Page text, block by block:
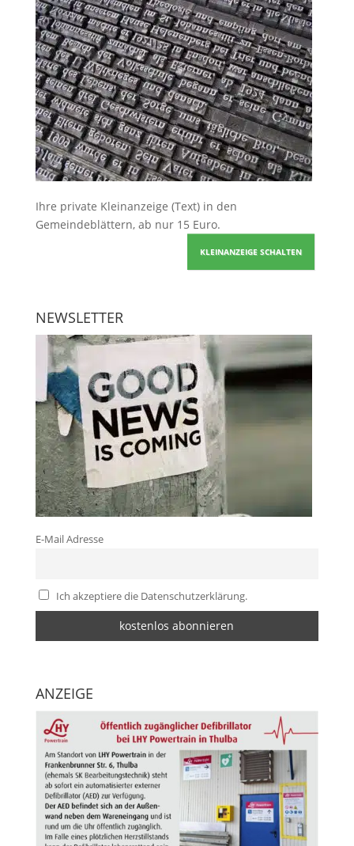
Ihre private Kleinanzeige (Text) in den
Gemeindeblättern, ab nur 15 Euro.
KLEINANZEIGE SCHALTEN
NEWSLETTER
E-Mail Adresse
Ich akzeptiere die Datenschutzerklärung.
ANZEIGE